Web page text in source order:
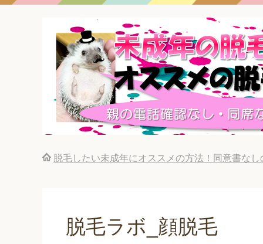
脱毛したい未成年にオススメの方法！同意書な
脱毛ラボ_顔脱毛